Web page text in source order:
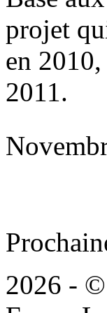
projet
en
2011.
2026 - ©